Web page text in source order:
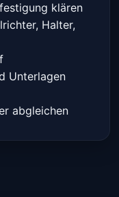
klären
Halter,
Unterlagen
abgleichen